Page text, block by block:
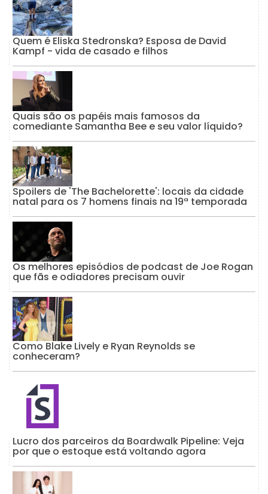
Quem é Eliska Stedronska? Esposa de David
Kampf - vida de casado e filhos
Quais são os papéis mais famosos da
comediante Samantha Bee e seu valor líquido?
Spoilers de 'The Bachelorette': locais da cidade
natal para os 7 homens finais na 19ª temporada
Os melhores episódios de podcast de Joe Rogan
que fãs e odiadores precisam ouvir
Como Blake Lively e Ryan Reynolds se
conheceram?
Lucro dos parceiros da Boardwalk Pipeline: Veja
por que o estoque está voltando agora